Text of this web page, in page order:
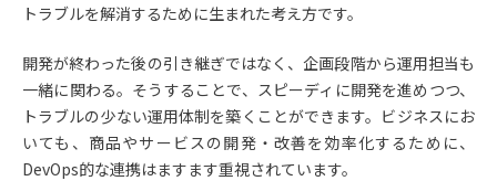
トラブルを解消するために生まれた考え方です。
開発が終わった後の引き継ぎではなく、企画段階から運用担当も
一緒に関わる。そうすることで、スピーディに開発を進めつつ、
トラブルの少ない運用体制を築くことができます。ビジネスにお
いても、商品やサービスの開発・改善を効率化するために、
DevOps的な連携はますます重視されています。